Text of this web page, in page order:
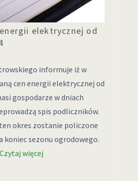
elektrycznej od
informuje iż w
cen energii elektrycznej od
gospodarze w dniach
spis podliczników.
okres zostanie policzone
koniec sezonu ogrodowego.
Czytaj więcej